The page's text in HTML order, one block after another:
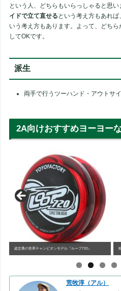
という人、どちらもいらっしゃると思い
イドで立て直せる という考え方もあれば
いう考え方もあります。よって、どち
してOKです。
派生
両手で行うツーハンド・アウトサ
2A向けおすすめヨーヨー
プ720』 軽やかフィーリング『シーカー』
荒牧淳（アル）